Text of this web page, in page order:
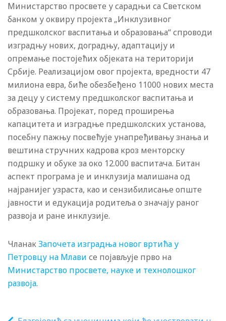
Министарство просвете у сарадњи са Светском
банком у оквиру пројекта „Инклузивног
предшколског васпитања и образовања“ спроводи
изградњу нових, доградњу, адаптацију и
опремање постојећих објеката на територији
Србије. Реализацијом овог пројекта, вредности 47
милиона евра, биће обезбеђено 11000 нових места
за децу у систему предшколског васпитања и
образовања. Пројекат, поред проширења
капацитета и изградње предшколских установа,
посебну пажњу посвећује унапређивању знања и
вештина стручних кадрова кроз менторску
подршку и обуке за око 12.000 васпитача. Битан
аспект програма је и инклузија малишана од
најранијег узраста, као и сензибилисање опште
јавности и едукација родитеља о значају раног
развоја и ране инклузије.
ЧланакЗапочета изградња новог вртића у
Петровцу на Млави се појављује прво на
Министарство просвете, науке и технолошког
развоја.